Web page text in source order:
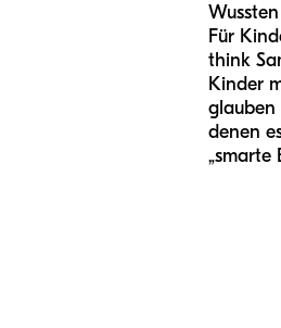
Für
think
Kinder
glauben
denen
„smarte